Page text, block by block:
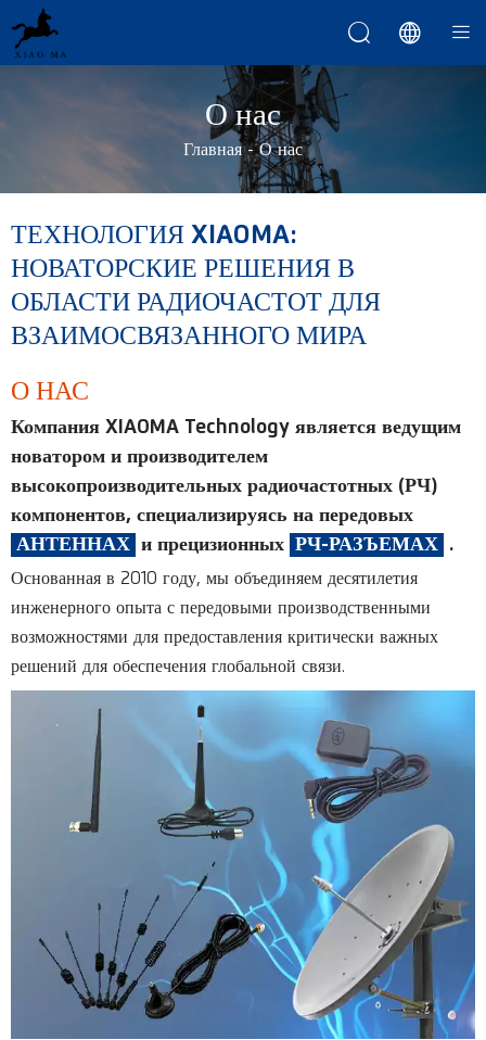
  
О нас
Главная-О нас
ТЕХНОЛОГИЯ XIAOMA:
НОВАТОРСКИЕ РЕШЕНИЯ В
ОБЛАСТИ РАДИОЧАСТОТ ДЛЯ
ВЗАИМОСВЯЗАННОГО МИРА
О НАС
Компания XIAOMA Technology является ведущим
новатором и производителем
высокопроизводительных радиочастотных (РЧ)
компонентов, специализируясь на передовых
АНТЕННАХ
и прецизионных РЧ-РАЗЪЕМАХ .
Основанная в 2010 году, мы объединяем десятилетия
инженерного опыта с передовыми производственными
возможностями для предоставления критически важных
решений для обеспечения глобальной связи.